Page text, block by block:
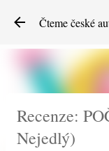
Čteme české
Recenze:
Nejedlý)